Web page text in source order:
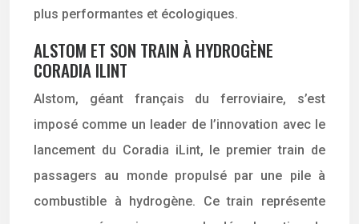
plus performantes et écologiques.
ALSTOM ET SON TRAIN À HYDROGÈNE
CORADIA ILINT
Alstom, géant français du ferroviaire, s’est
imposé comme un leader de l’innovation avec le
lancement du Coradia iLint, le premier train de
passagers au monde propulsé par une pile à
combustible à hydrogène. Ce train représente